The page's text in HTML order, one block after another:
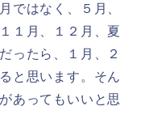
ではなく、５月、
１月、１２月、夏
ったら、１月、２
と思います。そん
あってもいいと思